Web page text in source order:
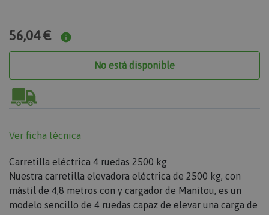
56,04 €
No está disponible
Ver ficha técnica
Carretilla eléctrica 4 ruedas 2500 kg
Nuestra carretilla elevadora eléctrica de 2500 kg, con
mástil de 4,8 metros con y cargador de Manitou, es un
modelo sencillo de 4 ruedas capaz de elevar una carga de